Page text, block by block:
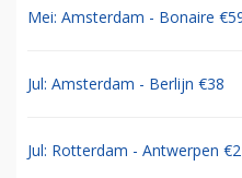
Mei: Amsterdam - Bonaire
Jul: Amsterdam - Berlijn €38
Jul: Rotterdam - Antwerpen